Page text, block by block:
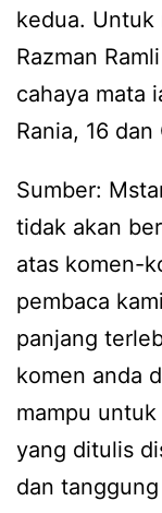
kedua. Untuk
Razman
cahaya mata
Rania, 16
Sumber:
tidak akan
atas komen-
pembaca
panjang
komen anda
mampu
yang ditulis
dan